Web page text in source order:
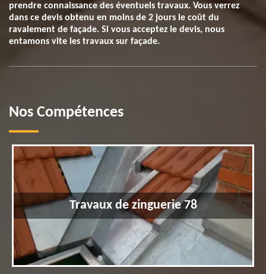
prendre connaissance des éventuels travaux. Vous verrez
dans ce devis obtenu en moins de 2 jours le coût du
ravalement de façade. Si vous acceptez le devis, nous
entamons vite les travaux sur façade.
Nos Compétences
Travaux de zinguerie 78